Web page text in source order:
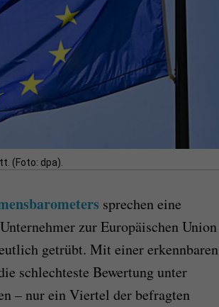
(Foto: dpa).
sprechen eine
zur Europäischen Union
getrübt. Mit einer erkennbaren
schlechteste Bewertung unter
– nur ein Viertel der befragten